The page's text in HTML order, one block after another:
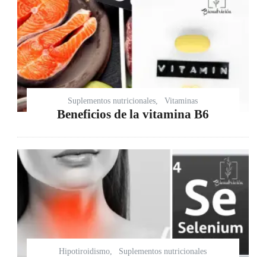
Suplementos nutricionales Vitaminas
Beneficios de la vitamina B6
Hipotiroidismo Suplementos nutricionales